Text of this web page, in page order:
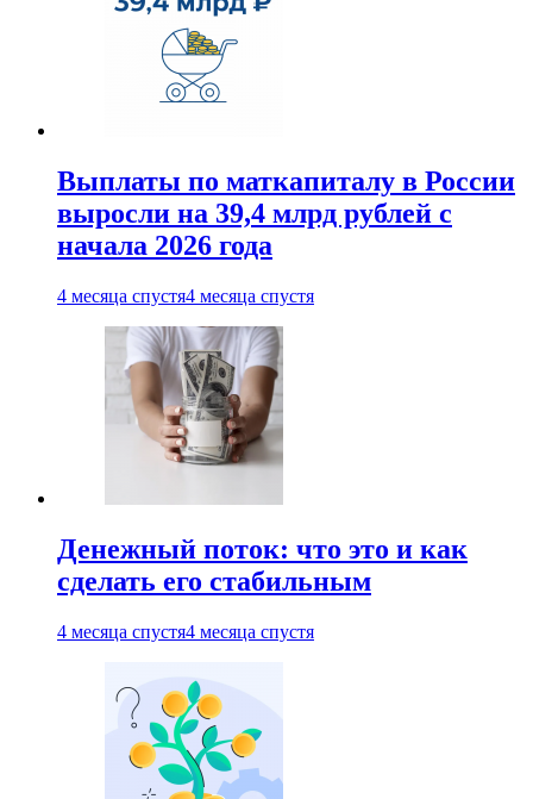
Выплаты по маткапиталу в России
выросли на 39,4 млрд рублей с
начала 2026 года
4 месяца спустя4 месяца спустя
Денежный поток: что это и как
сделать его стабильным
4 месяца спустя4 месяца спустя